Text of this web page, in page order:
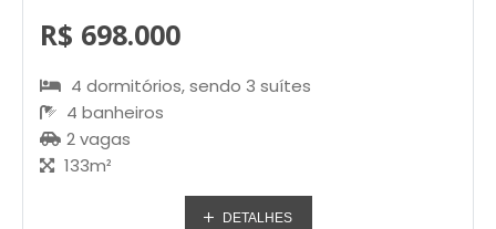
R$ 698.000
4 dormitórios, sendo 3 suítes
4 banheiros
2 vagas
133m²
DETALHES